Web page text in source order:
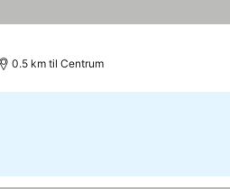
0.5 km til Centrum